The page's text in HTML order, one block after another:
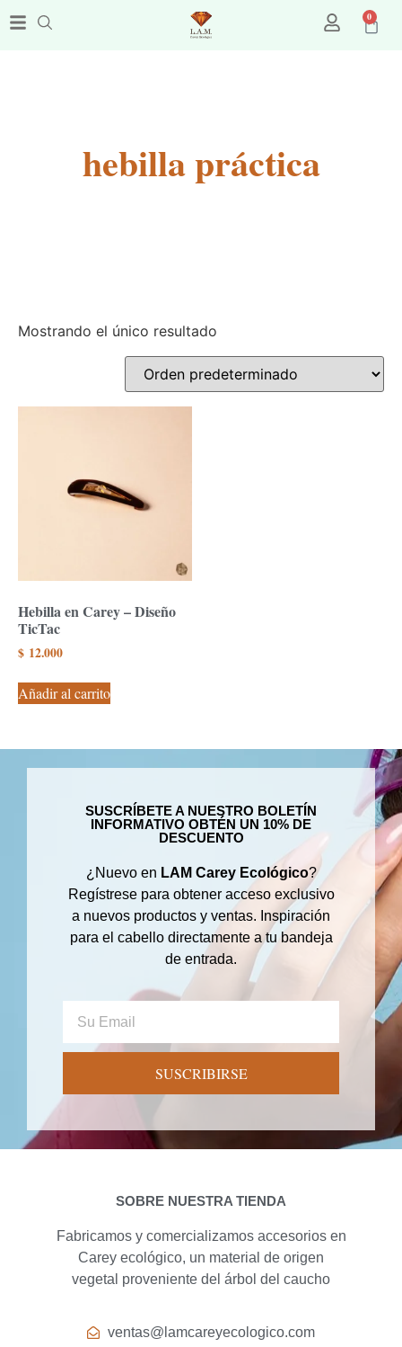
0
hebilla práctica
Mostrando el único resultado
Hebilla en Carey – Diseño
TicTac
$ 12.000
Añadir al carrito
SUSCRÍBETE A NUESTRO BOLETÍN
INFORMATIVO OBTÉN UN 10% DE
DESCUENTO
¿Nuevo en LAM Carey Ecológico?
Regístrese para obtener acceso exclusivo
a nuevos productos y ventas. Inspiración
para el cabello directamente a tu bandeja
de entrada.
SUSCRIBIRSE
SOBRE NUESTRA TIENDA
Fabricamos y comercializamos accesorios en
Carey ecológico, un material de origen
vegetal proveniente del árbol del caucho
ventas@lamcareyecologico.com